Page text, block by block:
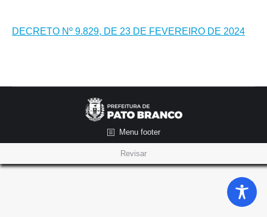
DECRETO Nº 9.829, DE 23 DE FEVEREIRO DE 2024
Menu footer
Revisar